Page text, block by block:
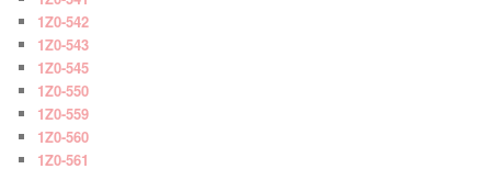
1Z0-542
1Z0-543
1Z0-545
1Z0-550
1Z0-559
1Z0-560
1Z0-561